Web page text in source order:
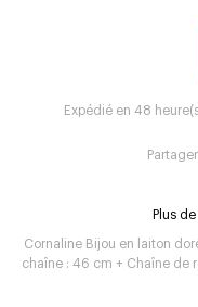
Expédié en 48
Partager
Plus
Cornaline Bijou en laiton
chaîne : 46 cm + Chaîne de